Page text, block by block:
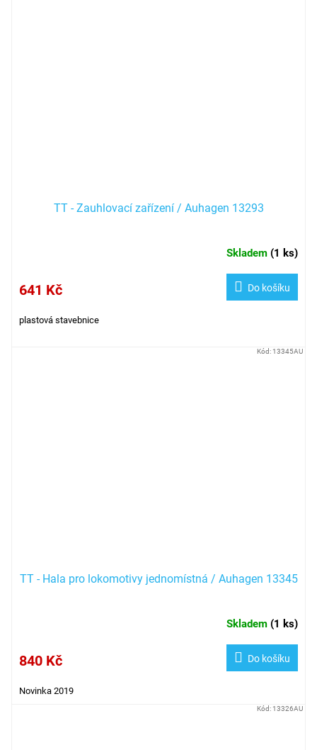
TT - Zauhlovací zařízení / Auhagen 13293
Skladem (1 ks)
641 Kč Do košíku
plastová stavebnice
TT - Hala pro lokomotivy jednomístná / Auhagen 13345
Skladem (1 ks)
840 Kč Do košíku
Novinka 2019
Kód: 13345AU
Kód: 13326AU